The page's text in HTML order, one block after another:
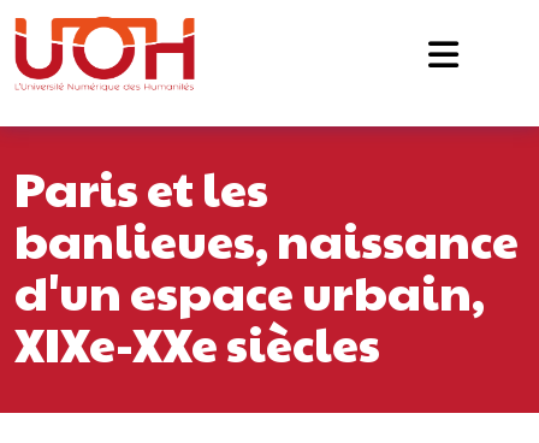
Passer au contenu
Navigation principale
Paris et les
banlieues, naissance
d'un espace urbain,
XIXe-XXe siècles